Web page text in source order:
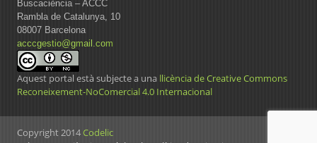
Buscaciència – ACCC
Rambla de Catalunya, 10
08007 Barcelona
acccgestio@gmail.com
Aquest portal està subjecte a una llicència de Creative Commons
Reconeixement-NoComercial 4.0 Internacional
Copyright 2014Codelic